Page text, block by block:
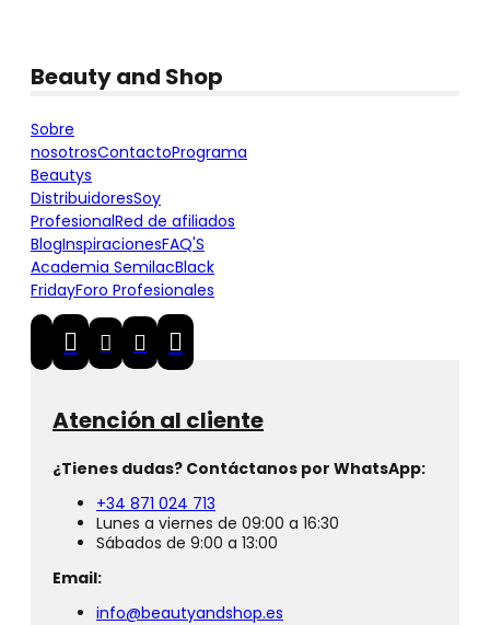
Beauty and Shop
Sobre
nosotrosContactoPrograma
Beautys
DistribuidoresSoy
ProfesionalRed de afiliados
BlogInspiracionesFAQ'S
Academia SemilacBlack
FridayForo Profesionales
Atención al cliente
¿Tienes dudas? Contáctanos por WhatsApp:
+34 871 024 713
Lunes a viernes de 09:00 a 16:30
Sábados de 9:00 a 13:00
Email:
info@beautyandshop.es